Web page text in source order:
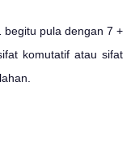
begitu pula dengan 7 +
komutatif atau sifat